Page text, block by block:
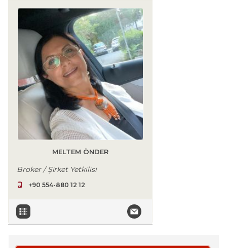
MELTEM ÖNDER
Broker / Şirket Yetkilisi
+90 554-880 12 12